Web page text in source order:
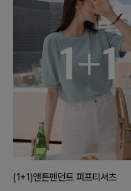
(1+1)앤튼펜던트 퍼프티셔츠